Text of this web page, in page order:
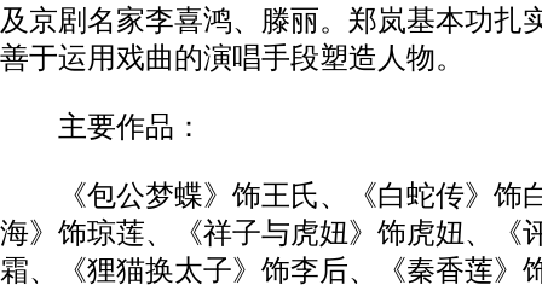
及京剧名家李喜鸿、滕丽。郑岚基本功扎
善于运用戏曲的演唱手段塑造人物。
主要作品：
《包公梦蝶》饰王氏、《白蛇传》饰
海》饰琼莲、《祥子与虎妞》饰虎妞、《
霜、《狸猫换太子》饰李后、《秦香莲》